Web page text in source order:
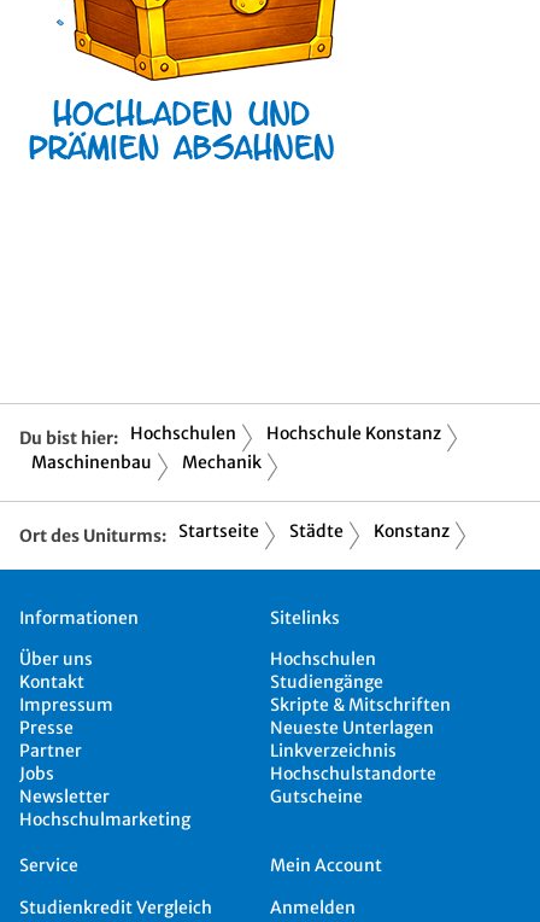
Du bist hier: Hochschulen
Hochschule Konstanz
Maschinenbau
Mechanik
Ort des Uniturms: Startseite Städte Konstanz
Informationen
Über uns
Kontakt
Impressum
Presse
Partner
Jobs
Newsletter
Hochschulmarketing
Sitelinks
Hochschulen
Studiengänge
Skripte & Mitschriften
Neueste Unterlagen
Linkverzeichnis
Hochschulstandorte
Gutscheine
Service
Studienkredit Vergleich
Mein Account
Anmelden